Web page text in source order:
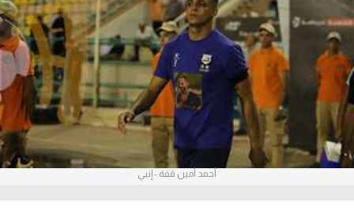
عدسات
آراء حرة
ركن الألعاب
بطولات
أمريكا 2026
أحمد أمين قفة - إنبي